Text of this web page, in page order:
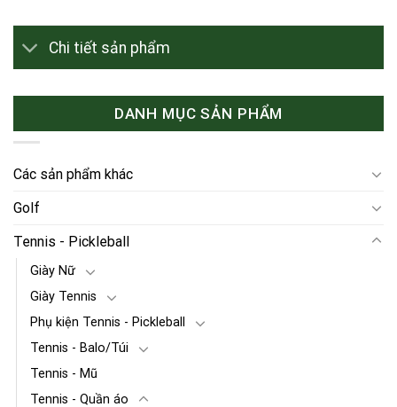
Chi tiết sản phẩm
DANH MỤC SẢN PHẨM
Các sản phẩm khác
Golf
Tennis - Pickleball
Giày Nữ
Giày Tennis
Phụ kiện Tennis - Pickleball
Tennis - Balo/Túi
Tennis - Mũ
Tennis - Quần áo